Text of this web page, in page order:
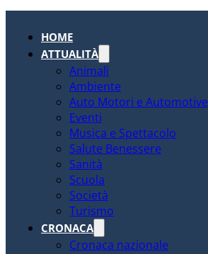
HOME
ATTUALITÀ
Animali
Ambiente
Auto Motori e Automotive
Eventi
Musica e Spettacolo
Salute Benessere
Sanità
Scuola
Società
Turismo
CRONACA
Cronaca nazionale